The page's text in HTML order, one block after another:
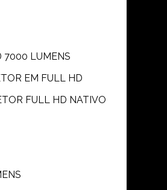
7000 LUMENS
EM FULL HD
FULL HD NATIVO